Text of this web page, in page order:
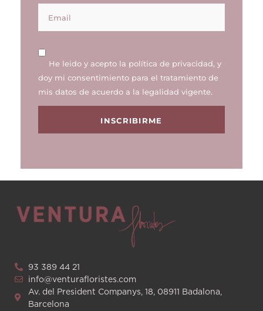
He leido y acepto la política de privacidad, y
doy mi consentimiento para el tratamiento de
mis datos de acuerdo a la legalidad vigente.
INSCRIBIRME
93 389 44 21
info@venturafloristes.com
Av. del President Companys, 18, 08911 Badalona,
Barcelona